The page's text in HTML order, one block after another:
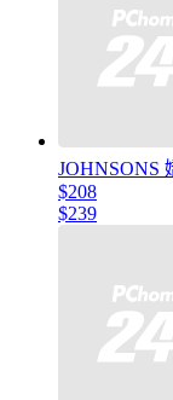
JOHNSONS
$208
$239